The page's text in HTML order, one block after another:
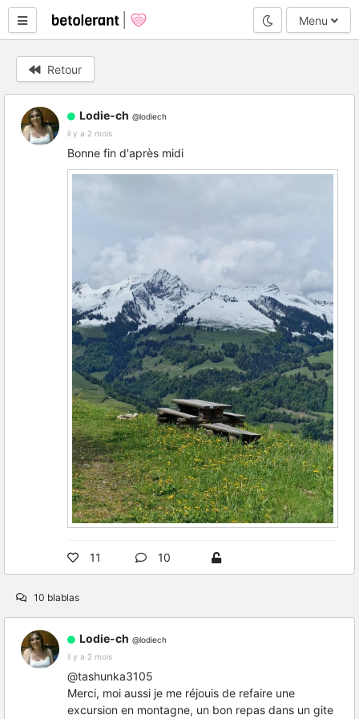
Mode nuit
Menu
Retour
Lodie-ch @lodiech
il y a 2 mois
Bonne fin d'après midi
11 10
10 blablas
Lodie-ch @lodiech
il y a 2 mois
@tashunka3105
Merci, moi aussi je me réjouis de refaire une
excursion en montagne, un bon repas dans un gite